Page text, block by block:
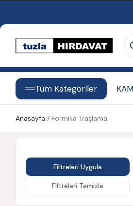
Tüm Kategoriler
Anasayfa / Formika Traşlama
Filtreleri Uygula
Filtreleri Temizle